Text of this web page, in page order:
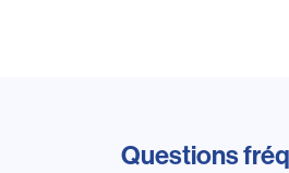
Questions